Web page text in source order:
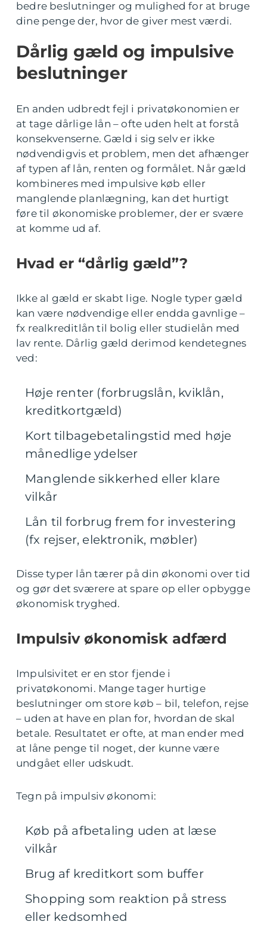
bedre beslutninger og mulighed for at bruge
dine penge der, hvor de giver mest værdi.
Dårlig gæld og impulsive
beslutninger
En anden udbredt fejl i privatøkonomien er
at tage dårlige lån – ofte uden helt at forstå
konsekvenserne. Gæld i sig selv er ikke
nødvendigvis et problem, men det afhænger
af typen af lån, renten og formålet. Når gæld
kombineres med impulsive køb eller
manglende planlægning, kan det hurtigt
føre til økonomiske problemer, der er svære
at komme ud af.
Hvad er “dårlig gæld”?
Ikke al gæld er skabt lige. Nogle typer gæld
kan være nødvendige eller endda gavnlige –
fx realkreditlån til bolig eller studielån med
lav rente. Dårlig gæld derimod kendetegnes
ved:
Høje renter (forbrugslån, kviklån,
kreditkortgæld)
Kort tilbagebetalingstid med høje
månedlige ydelser
Manglende sikkerhed eller klare
vilkår
Lån til forbrug frem for investering
(fx rejser, elektronik, møbler)
Disse typer lån tærer på din økonomi over tid
og gør det sværere at spare op eller opbygge
økonomisk tryghed.
Impulsiv økonomisk adfærd
Impulsivitet er en stor fjende i
privatøkonomi. Mange tager hurtige
beslutninger om store køb – bil, telefon, rejse
– uden at have en plan for, hvordan de skal
betale. Resultatet er ofte, at man ender med
at låne penge til noget, der kunne være
undgået eller udskudt.
Tegn på impulsiv økonomi:
Køb på afbetaling uden at læse
vilkår
Brug af kreditkort som buffer
Shopping som reaktion på stress
eller kedsomhed